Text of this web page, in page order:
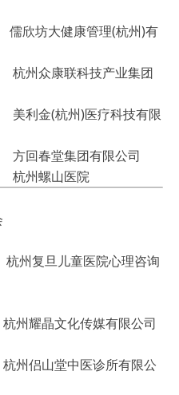
坊大健康管理(杭州)有
众康联科技产业集团
金(杭州)医疗科技有限
春堂集团有限公司
螺山医院
复旦儿童医院心理咨询
耀晶文化传媒有限公司
侣山堂中医诊所有限公